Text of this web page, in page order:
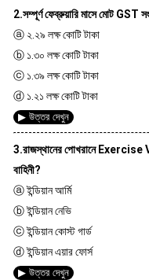
2.সম্পূর্ণ ফেব্রুয়ারি মাসে মোট GST
ⓐ ২.২৯ লক্ষ কোটি টাকা
ⓑ ১.৩০ লক্ষ কোটি টাকা
ⓒ ১.৩৯ লক্ষ কোটি টাকা
ⓓ ১.২১ লক্ষ কোটি টাকা
▶ উত্তর দেখুন
3.রাজস্থানের পোখরানে Exercise
বাহিনী?
ⓐ ইন্ডিয়ান আর্মি
ⓑ ইন্ডিয়ান নেভি
ⓒ ইন্ডিয়ান কোস্ট গার্ড
ⓓ ইন্ডিয়ান এয়ার ফোর্স
▶ উত্তর দেখুন